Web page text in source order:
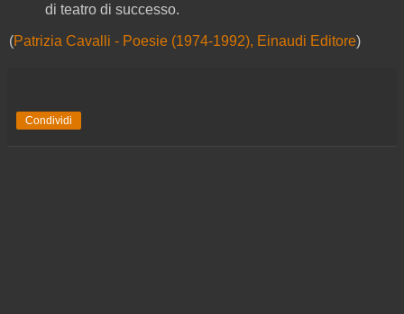
di teatro di successo.
(Patrizia Cavalli - Poesie (1974-1992), Einaudi Editore)
Condividi